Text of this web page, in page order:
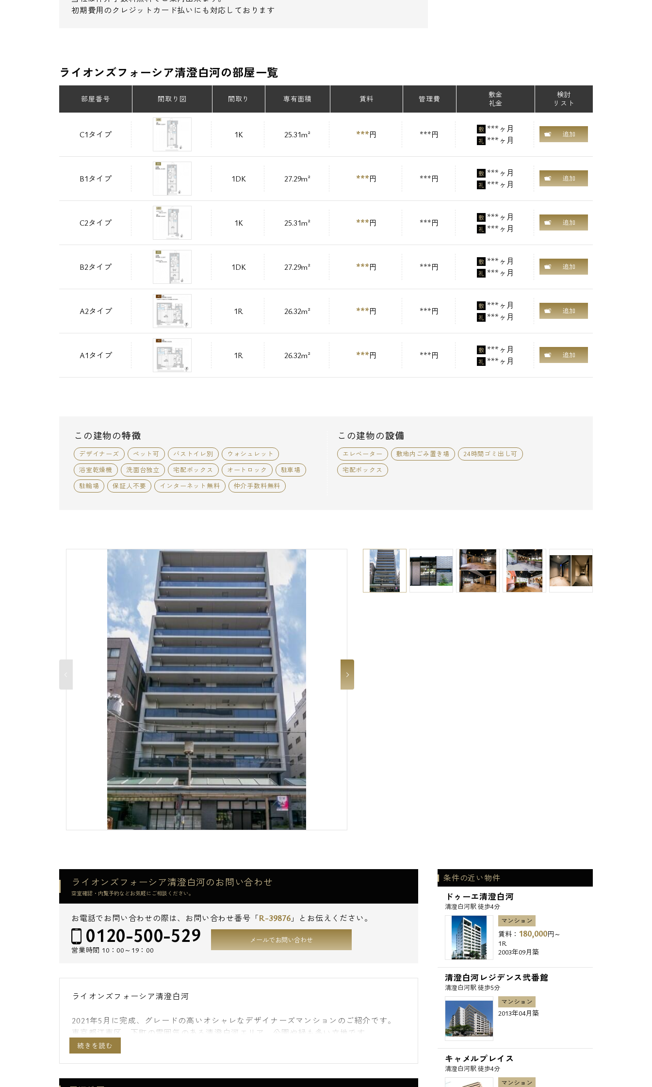
初期費用のクレジットカード払いにも対応しております
ライオンズフォーシア清澄白河の部屋一覧
部屋番号 間取り図 間取り 専有面積 賃料 管理費
敷金
礼金
検討
リスト
C1タイプ 1K 25.31m² ***円 ***円 敷 ***ヶ月
礼 ***ヶ月
追加
B1タイプ 1DK 27.29m² ***円 ***円 敷 ***ヶ月
礼 ***ヶ月
追加
C2タイプ 1K 25.31m² ***円 ***円 敷 ***ヶ月
礼 ***ヶ月
追加
B2タイプ 1DK 27.29m² ***円 ***円 敷 ***ヶ月
礼 ***ヶ月
追加
A2タイプ 1R 26.32m² ***円 ***円 敷 ***ヶ月
礼 ***ヶ月
追加
A1タイプ 1R 26.32m² ***円 ***円 敷 ***ヶ月
礼 ***ヶ月
追加
この建物の特徴
デザイナーズ ペット可 バストイレ別
ウォシュレット
浴室乾燥機
洗面台独立 宅配ボックス オートロック
駐車場
駐輪場
保証人不要 インターネット無料 仲介手数料無料
この建物の設備
エレベーター 敷地内ごみ置き場
24時間ゴミ出し可
宅配ボックス
ライオンズフォーシア清澄白河のお問い合わせ
空室確認・内覧予約などお気軽にご相談ください。
お電話でお問い合わせの際は、お問い合わせ番号「R-39876 」とお伝えください。
0120-500-529
営業時間 10：00～19：00
メールでお問い合わせ
ライオンズフォーシア清澄白河
2021年5月に完成、グレードの高いオシャレなデザイナーズマンションのご紹介です。
東京都江東区、下町の雰囲気のある清澄白河エリア、公園や緑も多い立地です。
隅田川も近いため、お散歩コースもあります。
大江戸線･都営新宿線が利用可能。
条件の近い物件
ドゥーエ清澄白河
清澄白河駅 徒歩4分
マンション
賃料： 180,000円～
1R
2003年09月築
清澄白河レジデンス弐番館
清澄白河駅 徒歩5分
マンション
2013年04月築
キャメルプレイス
清澄白河駅 徒歩4分
マンション